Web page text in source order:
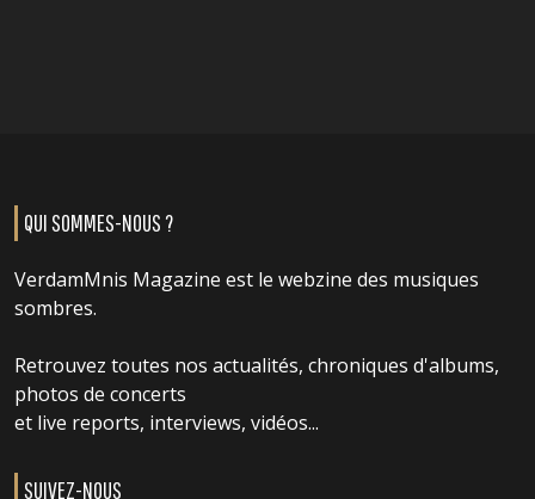
QUI SOMMES-NOUS ?
VerdamMnis Magazine est le webzine des musiques
sombres.
Retrouvez toutes nos actualités, chroniques d'albums,
photos de concerts
et live reports, interviews, vidéos...
SUIVEZ-NOUS